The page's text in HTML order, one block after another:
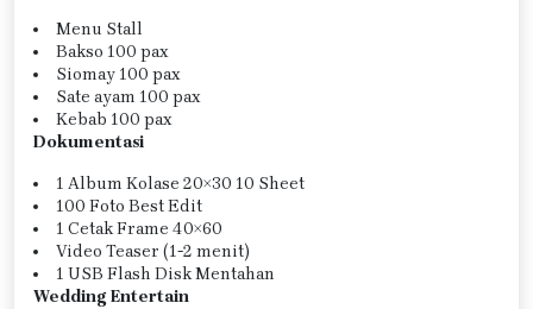
Menu Stall
Bakso 100 pax
Siomay 100 pax
Sate ayam 100 pax
Kebab 100 pax
Dokumentasi
1 Album Kolase 20×30 10 Sheet
100 Foto Best Edit
1 Cetak Frame 40×60
Video Teaser (1-2 menit)
1 USB Flash Disk Mentahan
Wedding Entertain